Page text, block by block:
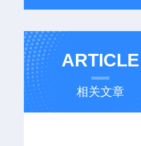
ARTICLE
相关文章